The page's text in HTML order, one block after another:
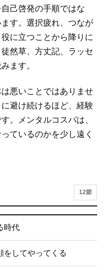
己啓発の手順ではな
す。選択疲れ、つなが
に立つことから降りに
然草、方丈記、ラッセ
ます。
悪いことではありませ
避け続けるほど、経験
。メンタルコスパは、
ているのかを少し遠く
12節
時代
をしてやってくる